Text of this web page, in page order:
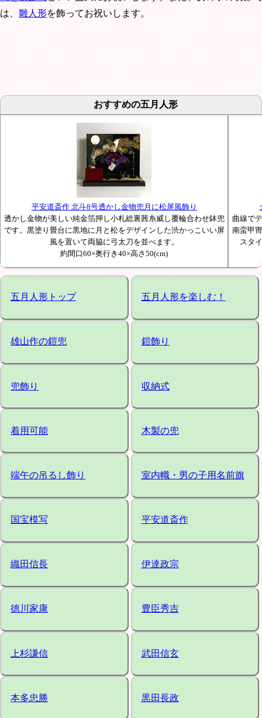
は、 雛人形を飾ってお祝いします。
おすすめの五月人形
平安道斎作 北斗8号透かし金物兜月に松屏風飾り
透かし金物が美しい純金箔押し小札総裏茜糸威し覆輪合わせ鉢兜
です。黒塗り畳台に黒地に月と松をデザインした渋かっこいい屏
風を置いて両脇に弓太刀を並べます。
約間口60×奥行き40×高さ50(cm)
曲線で
南蛮甲
スタ
五月人形トップ 五月人形を楽しむ！
雄山作の鎧兜 鎧飾り
兜飾り 収納式
着用可能 木製の兜
端午の吊るし飾り 室内幟・男の子用名前旗
国宝模写 平安道斎作
織田信長 伊達政宗
徳川家康 豊臣秀吉
上杉謙信 武田信玄
本多忠勝 黒田長政